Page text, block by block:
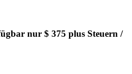
nur $ 375 plus Steuern /